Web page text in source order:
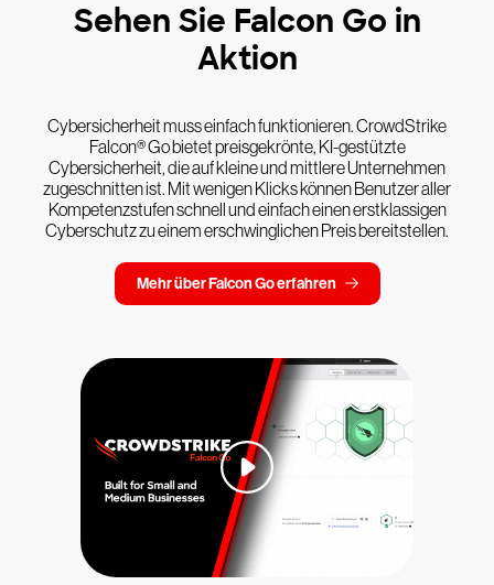
Sehen Sie Falcon Go in
Aktion
Cybersicherheit muss einfach funktionieren. CrowdStrike
Falcon® Go bietet preisgekrönte, KI-gestützte
Cybersicherheit, die auf kleine und mittlere Unternehmen
zugeschnitten ist. Mit wenigen Klicks können Benutzer aller
Kompetenzstufen schnell und einfach einen erstklassigen
Cyberschutz zu einem erschwinglichen Preis bereitstellen.
Mehr über Falcon Go erfahren